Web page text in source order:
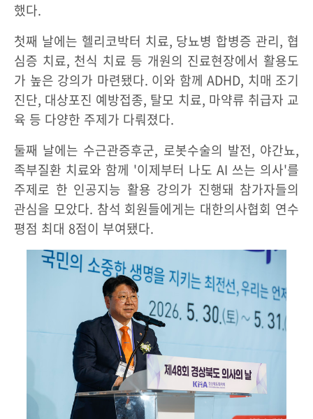
했다.
첫째 날에는 헬리코박터 치료, 당뇨병 합병증 관리, 협
심증 치료, 천식 치료 등 개원의 진료현장에서 활용도
가 높은 강의가 마련됐다. 이와 함께 ADHD, 치매 조기
진단, 대상포진 예방접종, 탈모 치료, 마약류 취급자 교
육 등 다양한 주제가 다뤄졌다.
둘째 날에는 수근관증후군, 로봇수술의 발전, 야간뇨,
족부질환 치료와 함께 '이제부터 나도 AI 쓰는 의사'를
주제로 한 인공지능 활용 강의가 진행돼 참가자들의
관심을 모았다. 참석 회원들에게는 대한의사협회 연수
평점 최대 8점이 부여됐다.